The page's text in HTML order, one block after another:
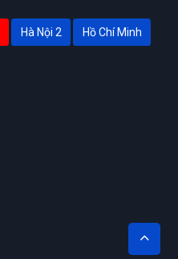
Hà Nội 2 Hồ Chí Minh